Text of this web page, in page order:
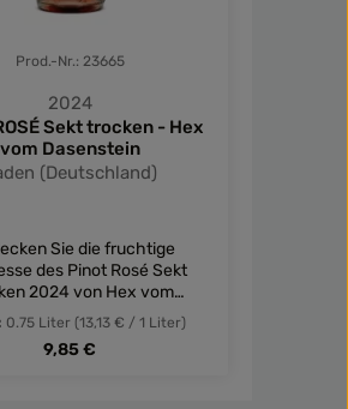
Prod.-Nr.: 23665
2024
Sekt trocken - Hex
vom Dasenstein
(Deutschland)
Sie die fruchtige
des Pinot Rosé Sekt
2024 von Hex vom
- ein Badischer Genuss
besondere Momente!
0.75 Liter (13,13 € / 1 Liter)
Regulärer Preis:
9,85 €